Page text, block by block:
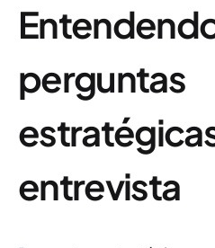
perguntas
entrevista